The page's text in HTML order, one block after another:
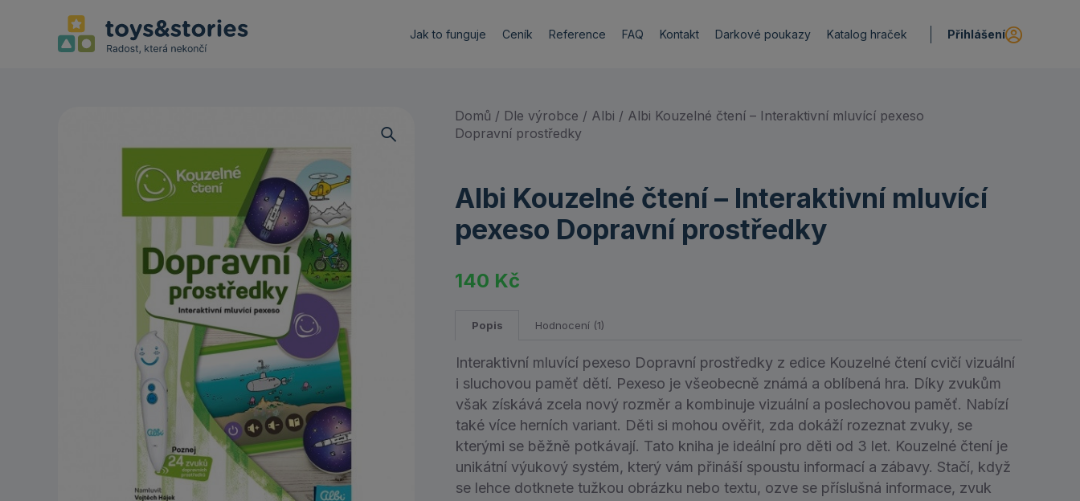
Jak to funguje Ceník Reference FAQ Kontakt Darkové poukazy Katalog hraček Přihlášení
Domů / Dle výrobce / Albi / Albi Kouzelné čtení – Interaktivní mluvící pexeso
Dopravní prostředky
Albi Kouzelné čtení – Interaktivní mluvící
pexeso Dopravní prostředky
140 Kč
Popis Hodnocení (1)
Interaktivní mluvící pexeso Dopravní prostředky z edice Kouzelné čtení cvičí vizuální
i sluchovou paměť dětí. Pexeso je všeobecně známá a oblíbená hra. Díky zvukům
však získává zcela nový rozměr a kombinuje vizuální a poslechovou paměť. Nabízí
také více herních variant. Děti si mohou ověřit, zda dokáží rozeznat zvuky, se
kterými se běžně potkávají. Tato kniha je ideální pro děti od 3 let. Kouzelné čtení je
unikátní výukový systém, který vám přináší spoustu informací a zábavy. Stačí, když
se lehce dotknete tužkou obrázku nebo textu, ozve se příslušná informace, zvuk